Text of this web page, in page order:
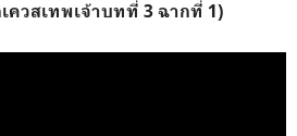
ควสเทพเจ้าบทที่ 3 ฉากที่ 1)